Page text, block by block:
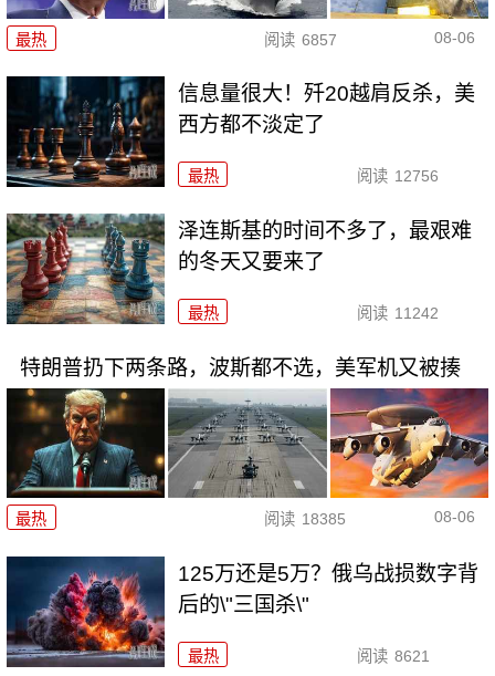
最热 阅读 6857 08-06
信息量很大！歼20越肩反杀，美
西方都不淡定了
最热 阅读 12756
泽连斯基的时间不多了，最艰难
的冬天又要来了
最热 阅读 11242
特朗普扔下两条路，波斯都不选，美军机又被揍
最热 阅读 18385 08-06
125万还是5万？俄乌战损数字背
后的\"三国杀\"
最热 阅读 8621